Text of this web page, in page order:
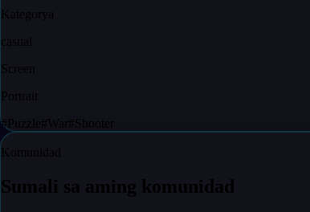
Kategorya
casual
Screen
Portrait
# Puzzle#War # Shooter
Komunidad
Sumali sa aming komunidad